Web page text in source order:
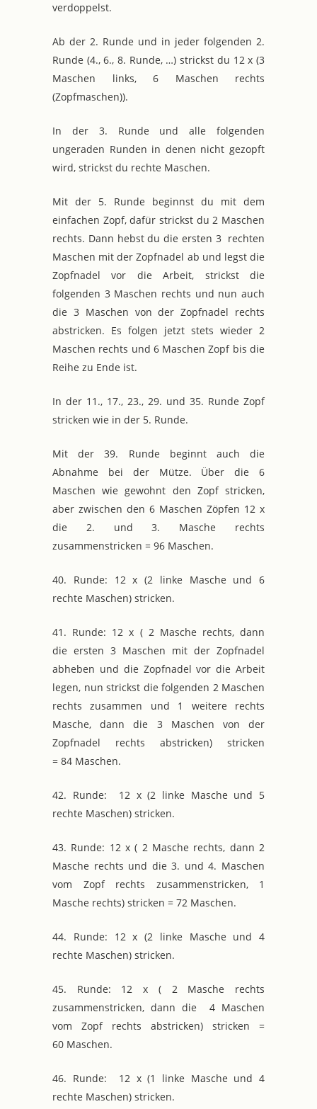
verdoppelst.
Ab der 2. Runde und in jeder folgenden 2.
Runde (4., 6., 8. Runde, …) strickst du 12 x (3
Maschen links, 6 Maschen rechts
(Zopfmaschen)).
In der 3. Runde und alle folgenden
ungeraden Runden in denen nicht gezopft
wird, strickst du rechte Maschen.
Mit der 5. Runde beginnst du mit dem
einfachen Zopf, dafür strickst du 2 Maschen
rechts. Dann hebst du die ersten 3 rechten
Maschen mit der Zopfnadel ab und legst die
Zopfnadel vor die Arbeit, strickst die
folgenden 3 Maschen rechts und nun auch
die 3 Maschen von der Zopfnadel rechts
abstricken. Es folgen jetzt stets wieder 2
Maschen rechts und 6 Maschen Zopf bis die
Reihe zu Ende ist.
In der 11., 17., 23., 29. und 35. Runde Zopf
stricken wie in der 5. Runde.
Mit der 39. Runde beginnt auch die
Abnahme bei der Mütze. Über die 6
Maschen wie gewohnt den Zopf stricken,
aber zwischen den 6 Maschen Zöpfen 12 x
die 2. und 3. Masche rechts
zusammenstricken = 96 Maschen.
40. Runde: 12 x (2 linke Masche und 6
rechte Maschen) stricken.
41. Runde: 12 x ( 2 Masche rechts, dann
die ersten 3 Maschen mit der Zopfnadel
abheben und die Zopfnadel vor die Arbeit
legen, nun strickst die folgenden 2 Maschen
rechts zusammen und 1 weitere rechts
Masche, dann die 3 Maschen von der
Zopfnadel rechts abstricken) stricken
= 84 Maschen.
42. Runde: 12 x (2 linke Masche und 5
rechte Maschen) stricken.
43. Runde: 12 x ( 2 Masche rechts, dann 2
Masche rechts und die 3. und 4. Maschen
vom Zopf rechts zusammenstricken, 1
Masche rechts) stricken = 72 Maschen.
44. Runde: 12 x (2 linke Masche und 4
rechte Maschen) stricken.
45. Runde: 12 x ( 2 Masche rechts
zusammenstricken, dann die 4 Maschen
vom Zopf rechts abstricken) stricken =
60 Maschen.
46. Runde: 12 x (1 linke Masche und 4
rechte Maschen) stricken.